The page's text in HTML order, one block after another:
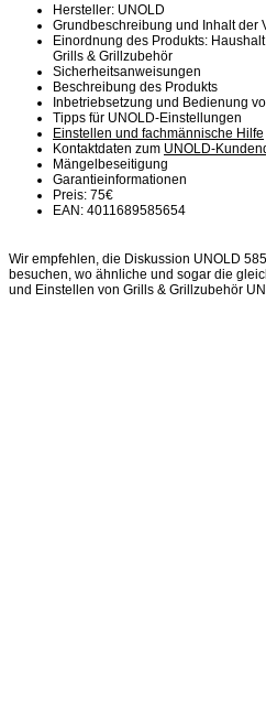
Hersteller: UNOLD
Grundbeschreibung und Inhalt der
Einordnung des Produkts:
Grills & Grillzubehör
Sicherheitsanweisungen
Beschreibung des Produkts
Inbetriebsetzung und Bedienung
Tipps für UNOLD-Einstellungen
Einstellen und fachmännische Hilfe
Kontaktdaten zum UNOLD-
Mängelbeseitigung
Garantieinformationen
Preis: 75€
EAN: 4011689585654
Wir empfehlen, die Diskussion UNOLD
besuchen, wo ähnliche und sogar die
und Einstellen von Grills & Grillzubehör